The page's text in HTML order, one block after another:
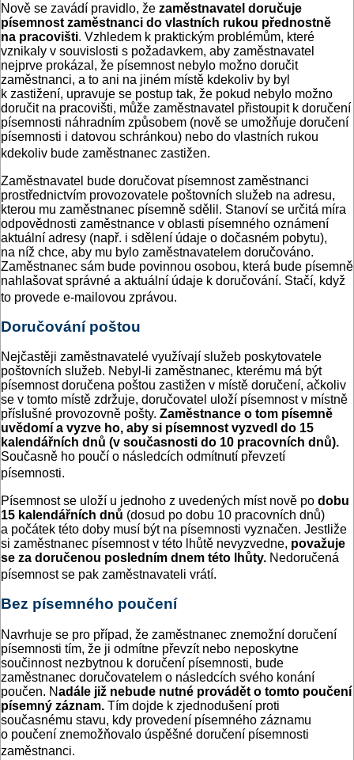
Nově se zavádí pravidlo, že zaměstnavatel doručuje
písemnost zaměstnanci do vlastních rukou přednostně
na pracovišti. Vzhledem k praktickým problémům, které
vznikaly v souvislosti s požadavkem, aby zaměstnavatel
nejprve prokázal, že písemnost nebylo možno doručit
zaměstnanci, a to ani na jiném místě kdekoliv by byl
k zastižení, upravuje se postup tak, že pokud nebylo možno
doručit na pracovišti, může zaměstnavatel přistoupit k doručení
písemnosti náhradním způsobem (nově se umožňuje doručení
písemnosti i datovou schránkou) nebo do vlastních rukou
kdekoliv bude zaměstnanec zastižen.
Zaměstnavatel bude doručovat písemnost zaměstnanci
prostřednictvím provozovatele poštovních služeb na adresu,
kterou mu zaměstnanec písemně sdělil. Stanoví se určitá míra
odpovědnosti zaměstnance v oblasti písemného oznámení
aktuální adresy (např. i sdělení údaje o dočasném pobytu),
na níž chce, aby mu bylo zaměstnavatelem doručováno.
Zaměstnanec sám bude povinnou osobou, která bude písemně
nahlašovat správné a aktuální údaje k doručování. Stačí, když
to provede e-mailovou zprávou.
Doručování poštou
Nejčastěji zaměstnavatelé využívají služeb poskytovatele
poštovních služeb. Nebyl-li zaměstnanec, kterému má být
písemnost doručena poštou zastižen v místě doručení, ačkoliv
se v tomto místě zdržuje, doručovatel uloží písemnost v místně
příslušné provozovně pošty. Zaměstnance o tom písemně
uvědomí a vyzve ho, aby si písemnost vyzvedl do 15
kalendářních dnů (v současnosti do 10 pracovních dnů).
Současně ho poučí o následcích odmítnutí převzetí
písemnosti.
Písemnost se uloží u jednoho z uvedených míst nově po dobu
15 kalendářních dnů (dosud po dobu 10 pracovních dnů)
a počátek této doby musí být na písemnosti vyznačen. Jestliže
si zaměstnanec písemnost v této lhůtě nevyzvedne, považuje
se za doručenou posledním dnem této lhůty. Nedoručená
písemnost se pak zaměstnavateli vrátí.
Bez písemného poučení
Navrhuje se pro případ, že zaměstnanec znemožní doručení
písemnosti tím, že ji odmítne převzít nebo neposkytne
součinnost nezbytnou k doručení písemnosti, bude
zaměstnanec doručovatelem o následcích svého konání
poučen. Nadále již nebude nutné provádět o tomto poučení
písemný záznam. Tím dojde k zjednodušení proti
současnému stavu, kdy provedení písemného záznamu
o poučení znemožňovalo úspěšné doručení písemnosti
zaměstnanci.